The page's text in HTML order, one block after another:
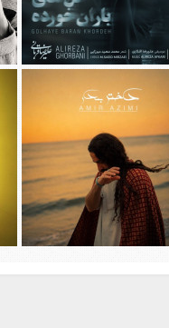
گل های باران خورده